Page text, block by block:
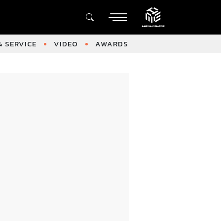
SERVICE VIDEO AWARDS